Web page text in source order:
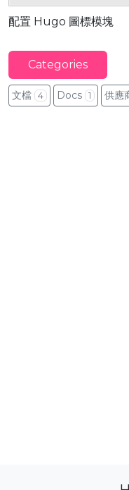
配置 Hugo 圖標模塊
Categories
文檔 4 Docs 1 供應